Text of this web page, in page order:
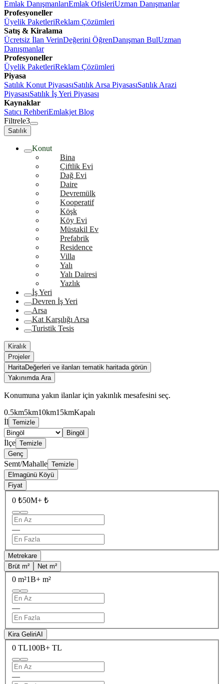
Emlak DanışmanlarıEmlak OfisleriUzman Danışmanlar
Profesyoneller
Üyelik PaketleriReklam Çözümleri
Satış & Kiralama
Ücretsiz İlan VerinDeğerini ÖğrenDanışman BulUzman
Danışmanlar
Profesyoneller
Üyelik PaketleriReklam Çözümleri
Piyasa
Satılık Konut PiyasasıSatılık Arsa PiyasasıSatılık Arazi
PiyasasıSatılık İş Yeri Piyasası
Kaynaklar
Satıcı RehberiEmlakjet Blog
Filtrele3
Satılık
Konut
Bina
Çiftlik Evi
Dağ Evi
Daire
Devremülk
Kooperatif
Köşk
Köy Evi
Müstakil Ev
Prefabrik
Residence
Villa
Yalı
Yalı Dairesi
Yazlık
İş Yeri
Devren İş Yeri
Arsa
Kat Karşılığı Arsa
Turistik Tesis
Kiralık
Projeler
HaritaDeğerleri ve ilanları tematik haritada görün
Yakınımda Ara
Konumuna yakın ilanlar için yakınlık mesafesini seç.
0.5km5km10km15kmKapalı
İl Temizle
Bingöl
İlçe Temizle
Genç
Semt/Mahalle Temizle
Elmagünü Köyü
Fiyat
0 ₺50M+ ₺
—
Metrekare
Brüt m²
Net m²
0 m²1B+ m²
—
Kira GeliriAI
0 TL100B+ TL
—